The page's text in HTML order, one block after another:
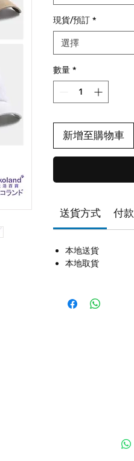
現貨/預訂 *
選擇
數量 *
新增至購物車
送貨方式 付
本地送貨
本地取貨